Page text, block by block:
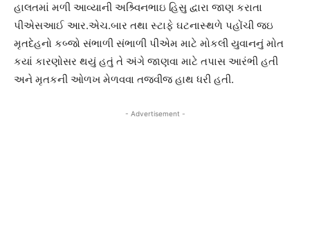
હાલતમાં મળી આવ્યાની અશ્ર્વિનભાઇ હિસુ દ્વારા જાણ કરાતા
પીએસઆઈ આર.એચ.બાર તથા સ્ટાફે ઘટનાસ્થળે પહોંચી જઇ
મૃતદેહનો કબ્જો સંભાળી સંભાળી પીએમ માટે મોકલી યુવાનનું મોત
કયાં કારણોસર થયું હતું તે અંગે જાણવા માટે તપાસ આરંભી હતી
અને મૃતકની ઓળખ મેળવવા તજવીજ હાથ ધરી હતી.
- Advertisement -